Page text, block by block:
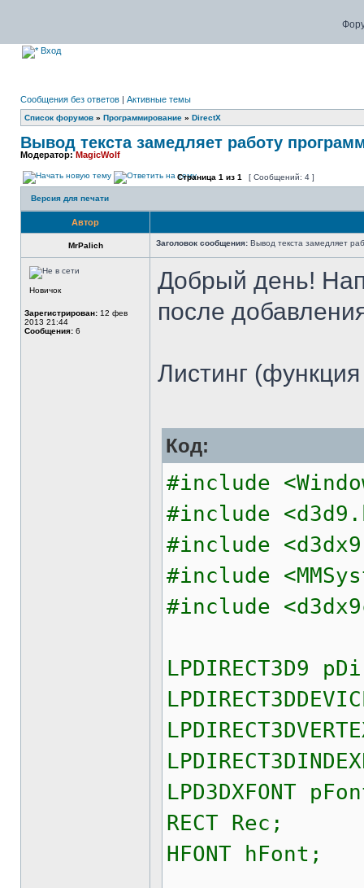
Вход
Сообщения без ответов | Активные темы
Список форумов » Программирование » DirectX
Вывод текста замедляет работу
Модератор:MagicWolf
Страница 1 из 1 [ Сообщений: 4 ]
Версия для печати
Автор
MrPalich Заголовок сообщения: Вывод текста замедляет
Новичок
Зарегистрирован: 12 фев
2013 21:44
Сообщения: 6
Добрый день!
после
Листинг
Код:
#include
#include
#include
#include
#include
LPDIRECT3D9
LPD3DXFONT
RECT Rec;
HFONT hFont;